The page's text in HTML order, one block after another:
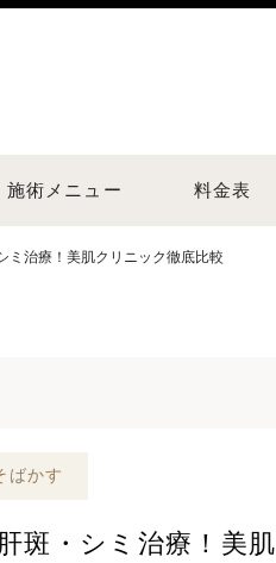
施術メニュー 料金表
ミ治療！美肌クリニック徹底比較
ばかす
斑・シミ治療！美